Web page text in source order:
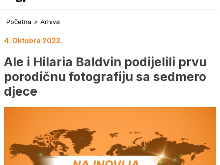
Početna » Arhiva
4. Oktobra 2022.
Ale i Hilaria Baldvin podijelili prvu
porodičnu fotografiju sa sedmero
djece